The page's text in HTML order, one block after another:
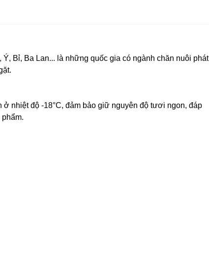
Bỉ, Ba Lan... là những quốc gia có ngành chăn nuôi phát
nhiệt độ -18°C, đảm bảo giữ nguyên độ tươi ngon, đáp